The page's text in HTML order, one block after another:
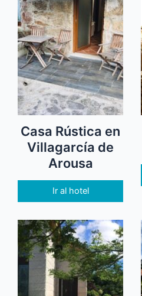
Casa Rústica en
Villagarcía de
Arousa
Ir al hotel